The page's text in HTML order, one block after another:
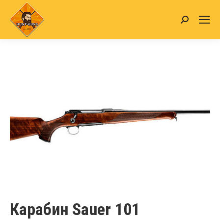
Search:
Карабин Sauer 101